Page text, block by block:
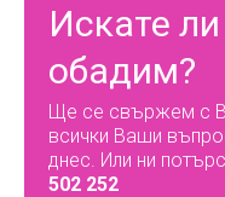
Искате
обадим?
Ще се свържем с
всички Ваши
днес. Или ни
502 252